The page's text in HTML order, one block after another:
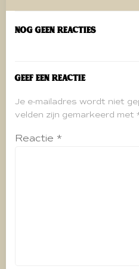
navigatie
Nog geen reacties
Geef een reactie
Je e-mailadres wordt niet
velden zijn gemarkeerd met
Reactie *